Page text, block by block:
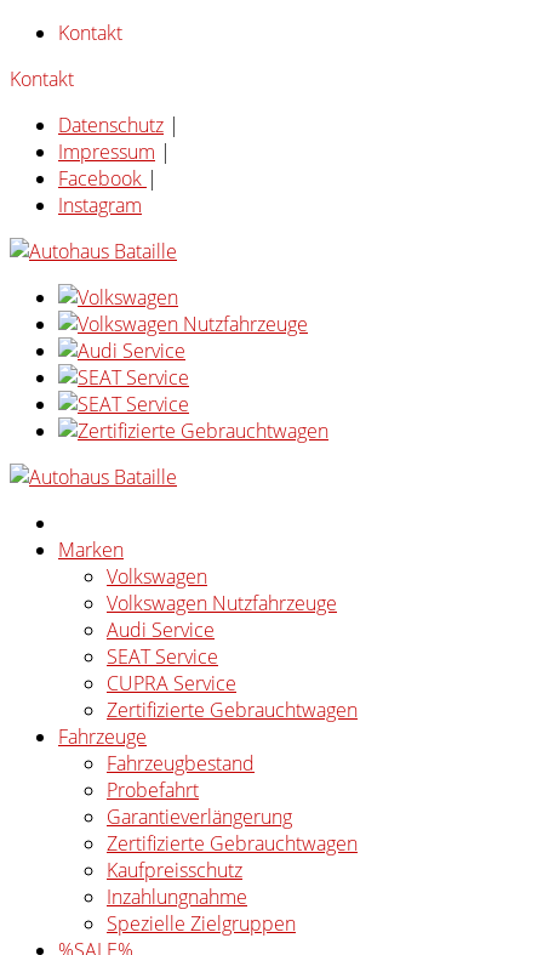
Kontakt
Kontakt
Datenschutz |
Impressum |
Facebook |
Instagram
Marken
Volkswagen
Volkswagen Nutzfahrzeuge
Audi Service
SEAT Service
CUPRA Service
Zertifizierte Gebrauchtwagen
Fahrzeuge
Fahrzeugbestand
Probefahrt
Garantieverlängerung
Zertifizierte Gebrauchtwagen
Kaufpreisschutz
Inzahlungnahme
Spezielle Zielgruppen